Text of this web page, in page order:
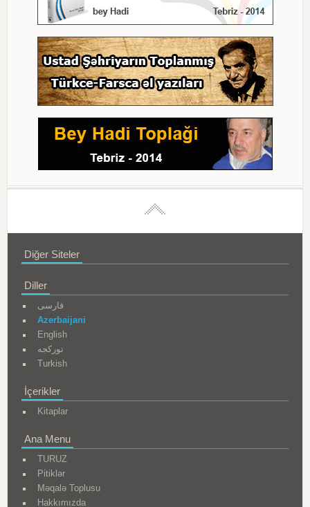
Diğer Siteler
Diller
فارسی
Azerbaijani
English
تورکجه
Turkish
İçerikler
Kitaplar
Ana Menu
TURUZ
Pitiklər
Məqalə Toplusu
Hakkımızda